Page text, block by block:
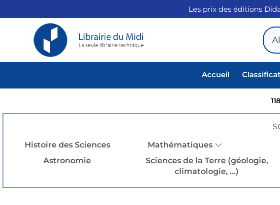
Les prix des éditions
Accueil
118
Histoire des Sciences
Mathématiques
Astronomie
Sciences de la Terre (géologie,
climatologie, ...)